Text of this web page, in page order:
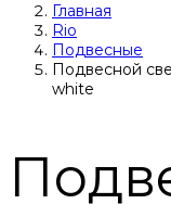
Главная
Rio
Подвесные
Подвесной
white